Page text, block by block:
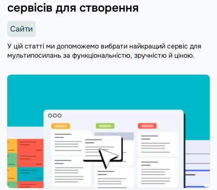
сервісів для створення
Сайти
У цій статті ми допоможемо вибрати найкращий сервіс для
мультипосилань за функціональністю, зручністю й ціною.